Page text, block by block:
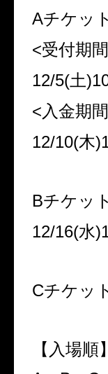
Aチケッ
<受付期
12/5(土
<入金期
12/10(木
Bチケッ
12/16(水
Cチケッ
【入場順】